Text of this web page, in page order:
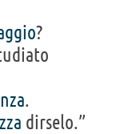
?
.
dirselo.”